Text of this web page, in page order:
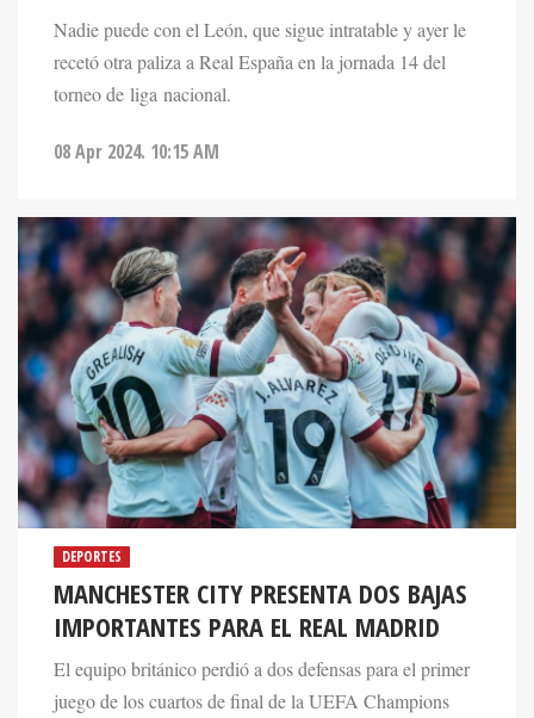
Nadie puede con el León, que sigue intratable y ayer le
recetó otra paliza a Real España en la jornada 14 del
torneo de liga nacional.
08 Apr 2024. 10:15 AM
DEPORTES
MANCHESTER CITY PRESENTA DOS BAJAS
IMPORTANTES PARA EL REAL MADRID
El equipo británico perdió a dos defensas para el primer
juego de los cuartos de final de la UEFA Champions